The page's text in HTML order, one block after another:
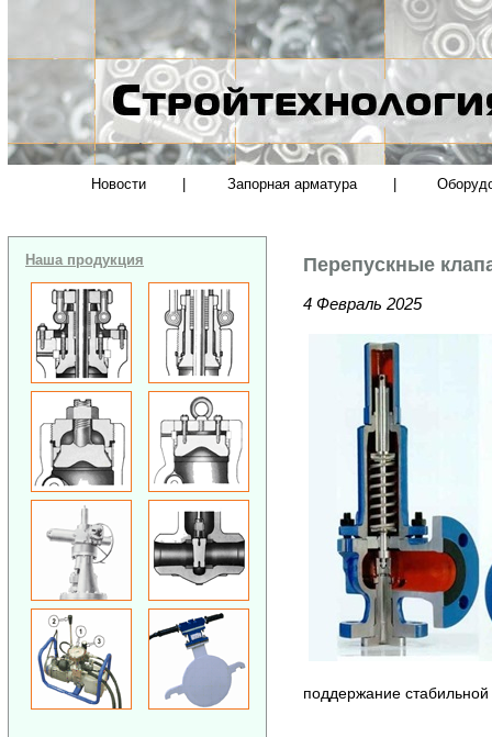
Новости Запорная арматура
Наша продукция Перепускные
4 Февраль 2025
поддержание